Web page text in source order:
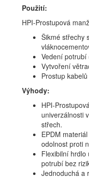
Použití:
HPI-Prostupová
Šikmé střechy
Vedení potrubí
Vytvoření
Prostup
Výhody:
HPI-
univerzálnosti
střech.
EPDM
odolnost proti
Flexibilní hrdlo
potrubí bez
Jednoduchá a